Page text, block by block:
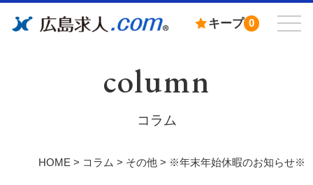
キープ 0
column
コラム
HOME> コラム > その他> ※年末年始休暇のお知らせ※